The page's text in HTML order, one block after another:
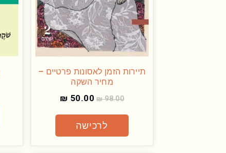
תיירות הזמן לאסונות פרטיים –
מחיר השקה
₪98.00
₪ 50.00
לרכישה